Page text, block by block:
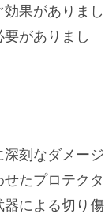
果がありまし
がありまし
刻なダメージ
たプロテクタ
器による切り傷